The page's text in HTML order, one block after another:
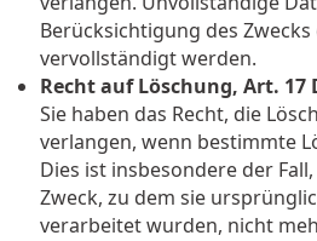
Berücksichtigung des
vervollständigt werden.
Recht auf Löschung, Art. 17
Sie haben das Recht, die
verlangen, wenn bestimmte
Dies ist insbesondere der
Zweck, zu dem sie
verarbeitet wurden, nicht